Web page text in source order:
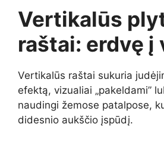
Vertikalūs
raštai: erdvę į
Vertikalūs raštai sukuria
efektą, vizualiai „pakeldami”
naudingi žemose patalpose,
didesnio aukščio įspūdį.